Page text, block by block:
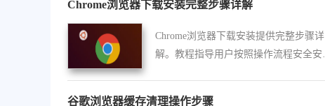
Chrome浏览器下载安装完整步骤详解
Chrome浏览器下载安装提供完整步骤详
解。教程指导用户按照操作流程安全安
谷歌浏览器缓存清理操作步骤